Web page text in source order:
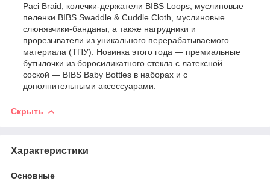
Paci Braid, колечки-держатели BIBS Loops, муслиновые
пеленки BIBS Swaddle & Cuddle Cloth, муслиновые
слюнявчики-банданы, а также нагрудники и
прорезыватели из уникального перерабатываемого
материала (ТПУ). Новинка этого года — премиальные
бутылочки из боросиликатного стекла с латексной
соской — BIBS Baby Bottles в наборах и с
дополнительными аксессуарами.
Скрыть
Характеристики
Основные